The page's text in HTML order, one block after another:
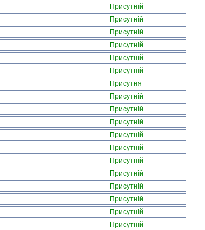
Присутній
Присутній
Присутній
Присутній
Присутній
Присутній
Присутня
Присутній
Присутній
Присутній
Присутній
Присутній
Присутній
Присутній
Присутній
Присутній
Присутній
Присутній